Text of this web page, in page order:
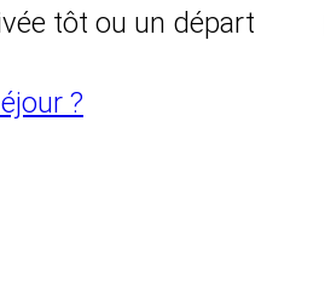
tôt ou un départ
?